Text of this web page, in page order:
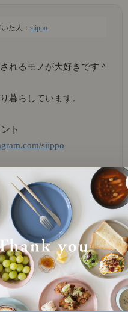
siippo
れるモノが大好きです＾
暮らしています。
ト
siippo
見る